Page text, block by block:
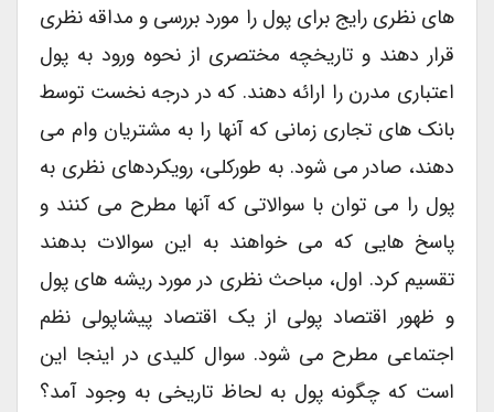
های نظری رایج برای پول را مورد بررسی و مداقه نظری
قرار دهند و تاریخچه مختصری از نحوه ورود به پول
اعتباری مدرن را ارائه دهند. که در درجه نخست توسط
بانک های تجاری زمانی که آنها را به مشتریان وام می
دهند، صادر می شود. به طورکلی، رویکردهای نظری به
پول را می توان با سوالاتی که آنها مطرح می کنند و
پاسخ هایی که می خواهند به این سوالات بدهند
تقسیم کرد. اول، مباحث نظری در مورد ریشه های پول
و ظهور اقتصاد پولی از یک اقتصاد پیشاپولی نظم
اجتماعی مطرح می شود. سوال کلیدی در اینجا این
است که چگونه پول به لحاظ تاریخی به وجود آمد؟